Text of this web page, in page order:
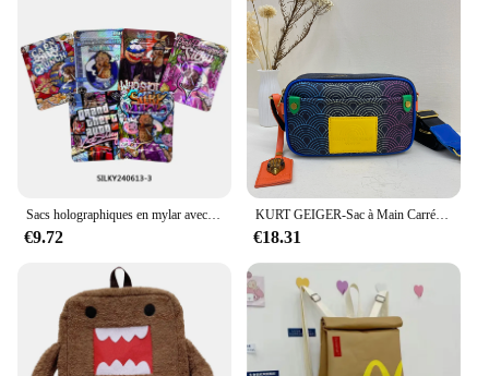
€9.72
KURT GEIGER-Sac à Main Carré avec Fermeture Éclair pour Femme, Sacoche de Luxe de Styliste, à la Mode
€18.31